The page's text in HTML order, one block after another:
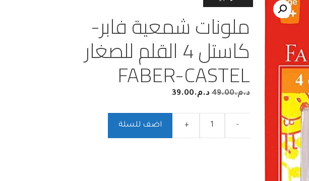
ملونات شمعية فابر-
كاستل 4 القلم للصغار
FABER-CASTEL
د.م.49.00 د.م.39.00
-
+ اضف للسلة